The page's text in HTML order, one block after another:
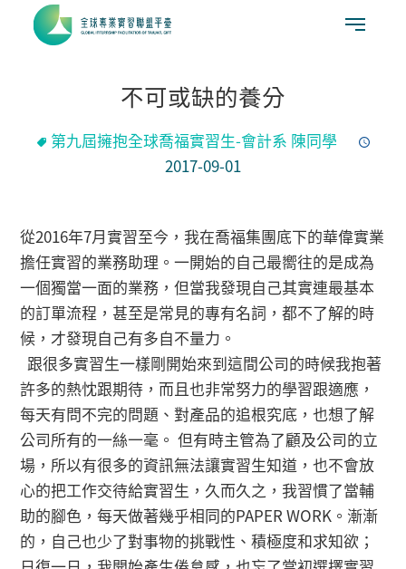
不可或缺的養分
第九屆擁抱全球喬福實習生-會計系 陳同學
2017-09-01
從2016年7月實習至今，我在喬福集團底下的華偉實業
擔任實習的業務助理。一開始的自己最嚮往的是成為
一個獨當一面的業務，但當我發現自己其實連最基本
的訂單流程，甚至是常見的專有名詞，都不了解的時
候，才發現自己有多自不量力。
跟很多實習生一樣剛開始來到這間公司的時候我抱著
許多的熱忱跟期待，而且也非常努力的學習跟適應，
每天有問不完的問題、對產品的追根究底，也想了解
公司所有的一絲一毫。 但有時主管為了顧及公司的立
場，所以有很多的資訊無法讓實習生知道，也不會放
心的把工作交待給實習生，久而久之，我習慣了當輔
助的腳色，每天做著幾乎相同的PAPER WORK。漸漸
的，自己也少了對事物的挑戰性、積極度和求知欲；